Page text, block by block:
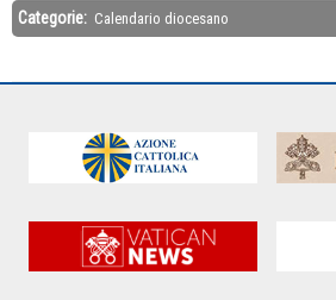
Categorie: Calendario diocesano